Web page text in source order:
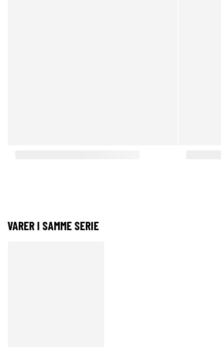
VARER I SAMME SERIE